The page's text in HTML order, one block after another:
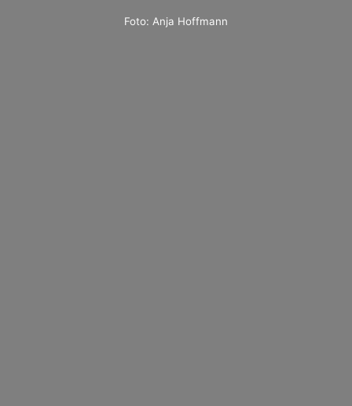
Foto: Anja Hoffmann